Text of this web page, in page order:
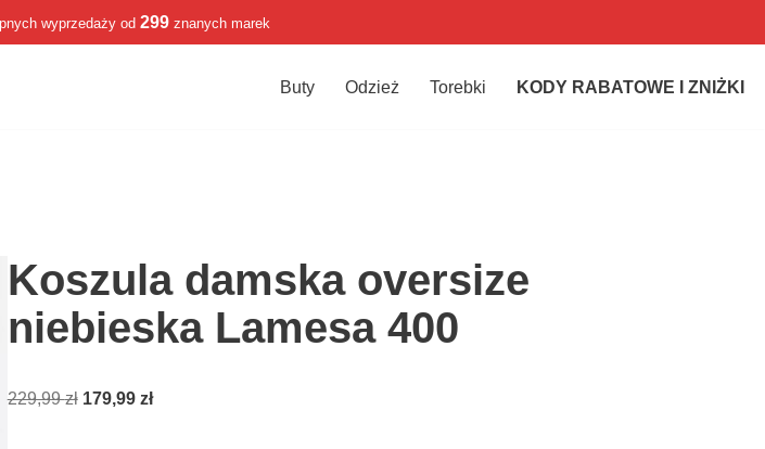
wyprzedaży od 299 znanych marek
Buty Odzież Torebki KODY RABATOWE I ZNIŻKI
Koszula damska oversize
niebieska Lamesa 400
229,99zł 179,99 zł